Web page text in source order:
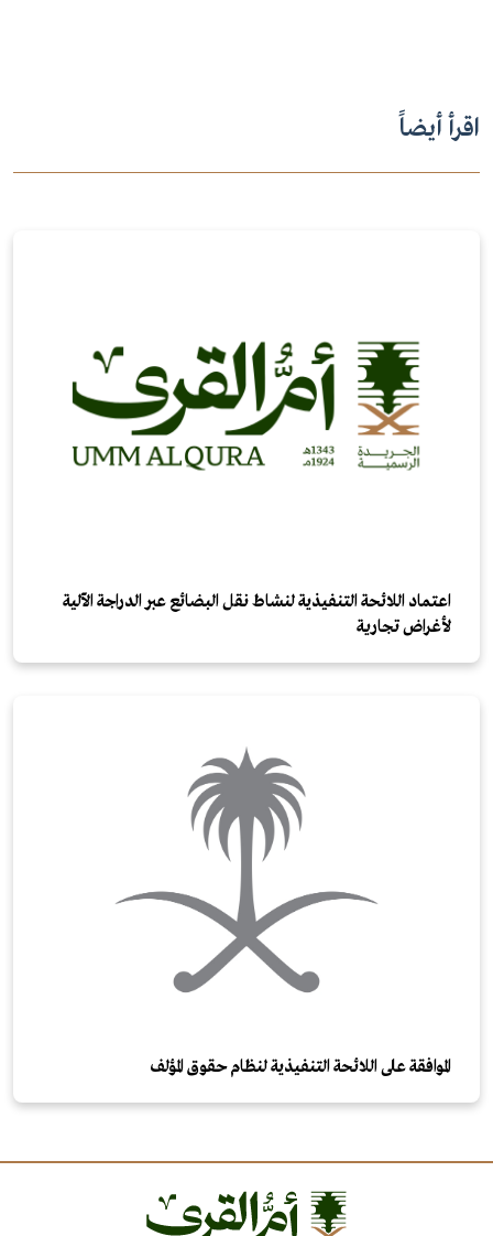
اقرأ أيضاً
اعتماد اللائحة التنفيذية لنشاط نقل البضائع عبر الدراجة الآلية
لأغراض تجارية
الموافقة على اللائحة التنفيذية لنظام حقوق المؤلف